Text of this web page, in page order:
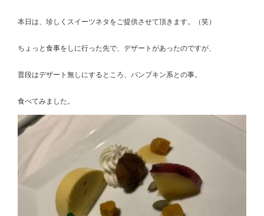
本日は、珍しくスイーツネタをご提供させて頂きます。（笑）
ちょっと食事をしに行った先で、デザートがあったのですが、
普段はデザート無しにするところ、パンプキン系との事。
食べてみました。